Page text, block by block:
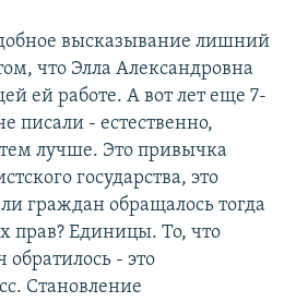
высказывание лишний
что Элла Александровна
ей работе. А вот лет еще 7-
писали - естественно,
лучше. Это привычка
государства, это
граждан обращалось тогда
прав? Единицы. То, что
обратилось - это
Становление